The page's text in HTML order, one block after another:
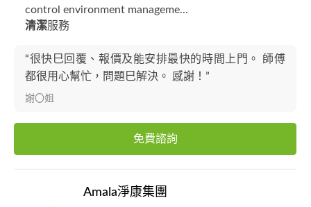
control environment manageme...
清潔服務
“很快巳回覆、報價及能安排最快的時間上門。 師傅
都很用心幫忙，問題巳解決。 感謝！”
謝〇姐
免費諮詢
Amala淨康集團